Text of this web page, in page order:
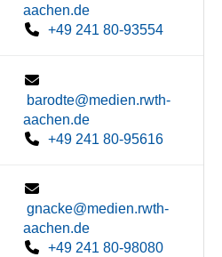
aachen.de
+49 241 80-93554
barodte@medien.rwth-
aachen.de
+49 241 80-95616
gnacke@medien.rwth-
aachen.de
+49 241 80-98080